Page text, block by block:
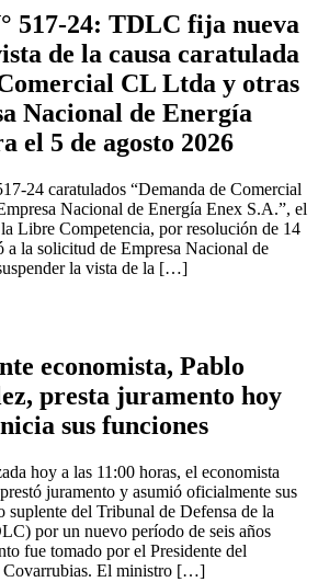
517-24: TDLC fija nueva
de la causa caratulada
CL Ltda y otras
Nacional de Energía
el 5 de agosto 2026
24 caratulados “Demanda de Comercial
Nacional de Energía Enex S.A.”, el
Libre Competencia, por resolución de 14
a la solicitud de Empresa Nacional de
la vista de la […]
economista, Pablo
presta juramento hoy
sus funciones
hoy a las 11:00 horas, el economista
juramento y asumió oficialmente sus
suplente del Tribunal de Defensa de la
por un nuevo período de seis años
fue tomado por el Presidente del
Covarrubias. El ministro […]